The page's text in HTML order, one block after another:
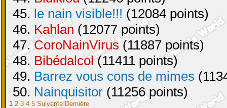
45. le nain visible!!! (12084 points)
46. Kahlan (12077 points)
47.CoroNainVirus(11887 points)
48. Bibédalcol(11411 points)
49. Barrez vous cons de mimes
50. Nainquisitor (11256 points)
1 2 3 4 5 Suivante Dernière